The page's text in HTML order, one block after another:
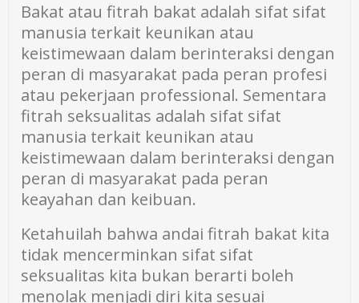
Bakat atau fitrah bakat adalah sifat sifat
manusia terkait keunikan atau
keistimewaan dalam berinteraksi dengan
peran di masyarakat pada peran profesi
atau pekerjaan professional. Sementara
fitrah seksualitas adalah sifat sifat
manusia terkait keunikan atau
keistimewaan dalam berinteraksi dengan
peran di masyarakat pada peran
keayahan dan keibuan.
Ketahuilah bahwa andai fitrah bakat kita
tidak mencerminkan sifat sifat
seksualitas kita bukan berarti boleh
menolak menjadi diri kita sesuai